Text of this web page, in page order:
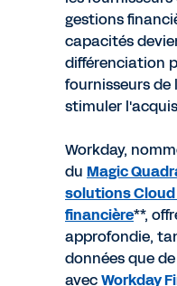
gestions
capacités
différenciation
fournisseurs
stimuler
Workday,
du Magic
solutions
financière**,
approfondie,
données que
avecWorkday